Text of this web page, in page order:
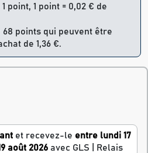
point, 1 point = 0,02 € de
points qui peuvent être
de 1,36 €.
et recevez-le entre lundi 17
août 2026 avec GLS | Relais